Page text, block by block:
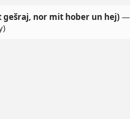
nor mit hober un hej) —